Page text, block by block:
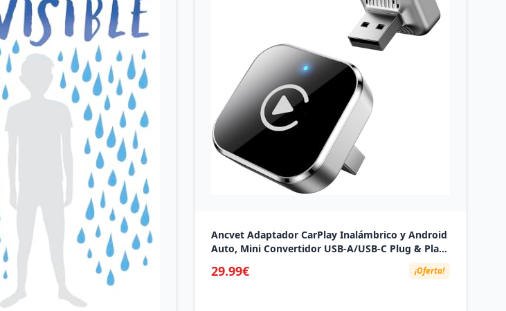
Ancvet Adaptador CarPlay Inalámbrico y Android
Auto, Mini Convertidor USB-A/USB-C Plug & Play,
de Cable a Inalámbrico, WiFi 2.4GHz/5GHz,
Conexión Automática, para Coches con CarPlay,
29.99€ ¡Oferta!